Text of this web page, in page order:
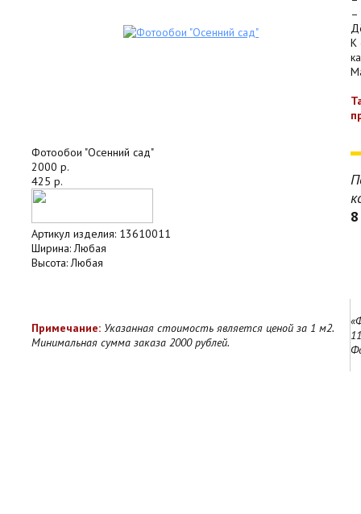
Фотообои "Осенний сад"
2000 р.
425 р.
Артикул изделия: 13610011
Ширина:Любая
Высота:Любая
–
К
Примечание: Указанная стоимость является ценой за 1 м2.
Минимальная сумма заказа 2000 рублей.